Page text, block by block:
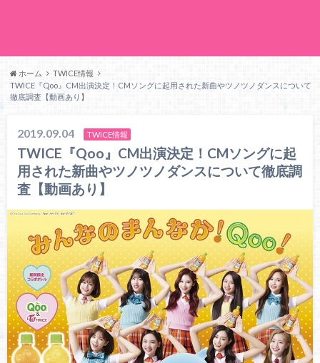
ホーム
TWICE情報
TWICE『Qoo』CM出演決定！CMソングに起用された新曲やツノツノダンスについて
徹底調査【動画あり】
2019.09.04 TWICE情報
TWICE『Qoo』CM出演決定！CMソングに起
用された新曲やツノツノダンスについて徹底調
査【動画あり】